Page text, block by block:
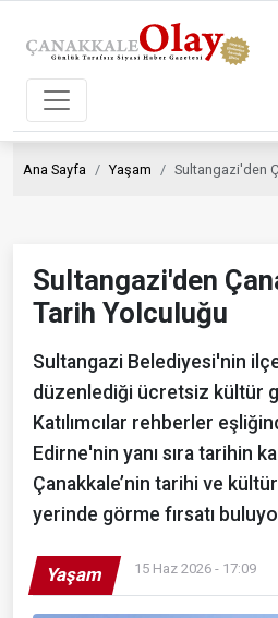
Ana Sayfa Yaşam Sultangazi'den
Sultangazi'den
Tarih Yolculuğu
Sultangazi Belediyesi'nin
düzenlediği ücretsiz kültür
Katılımcılar rehberler
Edirne'nin yanı sıra tarihin
Çanakkale’nin tarihi ve
yerinde görme fırsatı
Yaşam 15 Haz 2026 - 17:09